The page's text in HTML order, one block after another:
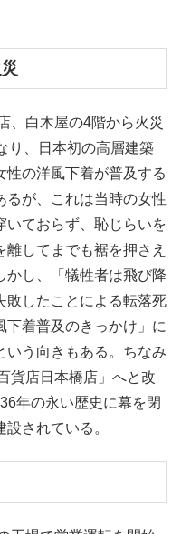
、白木屋の4階から火災
り、日本初の高層建築
性の洋風下着が普及する
るが、これは当時の女性
いておらず、恥じらいを
してまでも裾を押さえ
かし、「犠牲者は飛び降
敗したことによる転落死
下着普及のきっかけ」に
いう向きもある。ちなみ
貨店日本橋店」へと改
年の永い歴史に幕を閉
されている。